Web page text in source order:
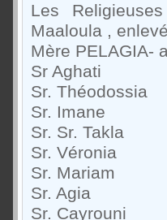
Les
Maaloula ,
Mère PELAGIA-
Sr Aghati
Sr. Théodossia
Sr. Imane
Sr. Sr. Takla
Sr. Véronia
Sr. Mariam
Sr. Agia
Sr. Cayrouni